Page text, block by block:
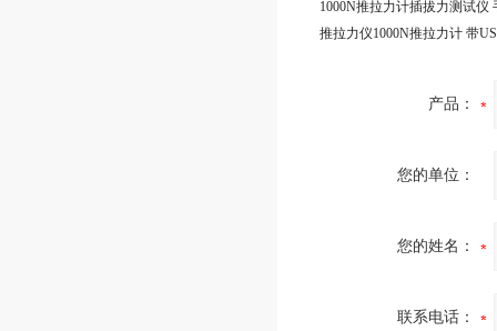
产品：
您的单位：
您的姓名：
联系电话：